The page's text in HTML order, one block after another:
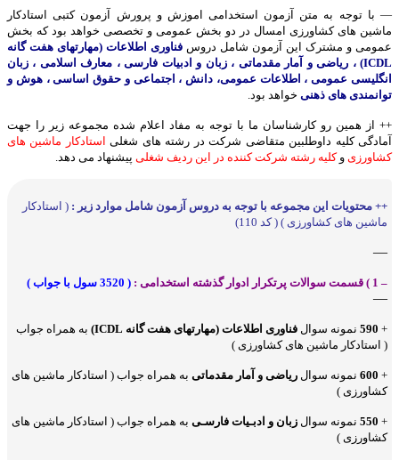
— با توجه به متن آزمون استخدامی اموزش و پرورش آزمون کتبی استادکار
ماشین های کشاورزی امسال در دو بخش عمومی و تخصصی خواهد بود که بخش
عمومی و مشترک این آزمون شامل دروس فناوری اطلاعات (مهارتهای هفت گانه
ICDL) ، ریاضی و آمار مقدماتی ، زبان و ادبیات فارسی ، معارف اسلامی ، زبان
انگلیسی عمومی ، اطلاعات عمومی، دانش ، اجتماعی و حقوق اساسی ، هوش و
توانمندی های ذهنی خواهد بود.
++ از همین رو کارشناسان ما با توجه به مفاد اعلام شده مجموعه زیر را جهت
آمادگی کلیه داوطلبین متقاضی شرکت در رشته های شغلی استادکار ماشین های
کشاورزی وکلیه رشته شرکت کننده در این ردیف شغلی پیشنهاد می دهد.
++ محتویات این مجموعه با توجه به دروس آزمون شامل موارد زیر : ( استادکار
ماشین های کشاورزی ) ( کد 110)
—
– 1 ) قسمت سوالات پرتکرار ادوار گذشته استخدامی : ( 3520 سول با جواب )
—
+ نمونه سوال فناوری اطلاعات (مهارتهای هفت گانه ICDL)
به همراه جواب
( استادکار ماشین های کشاورزی )
+
600 نمونه سوال ریاضی و آمار مقدماتی به همراه جواب ( استادکار ماشین های
کشاورزی )
+
550 نمونه سوال زبان و ادبـیات فارسـی به همراه جواب ( استادکار ماشین های
کشاورزی )